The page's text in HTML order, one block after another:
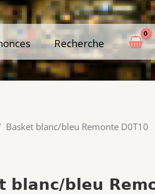
Recherche
Recherche
Basket blanc/bleu Remonte D0T10
blanc/bleu